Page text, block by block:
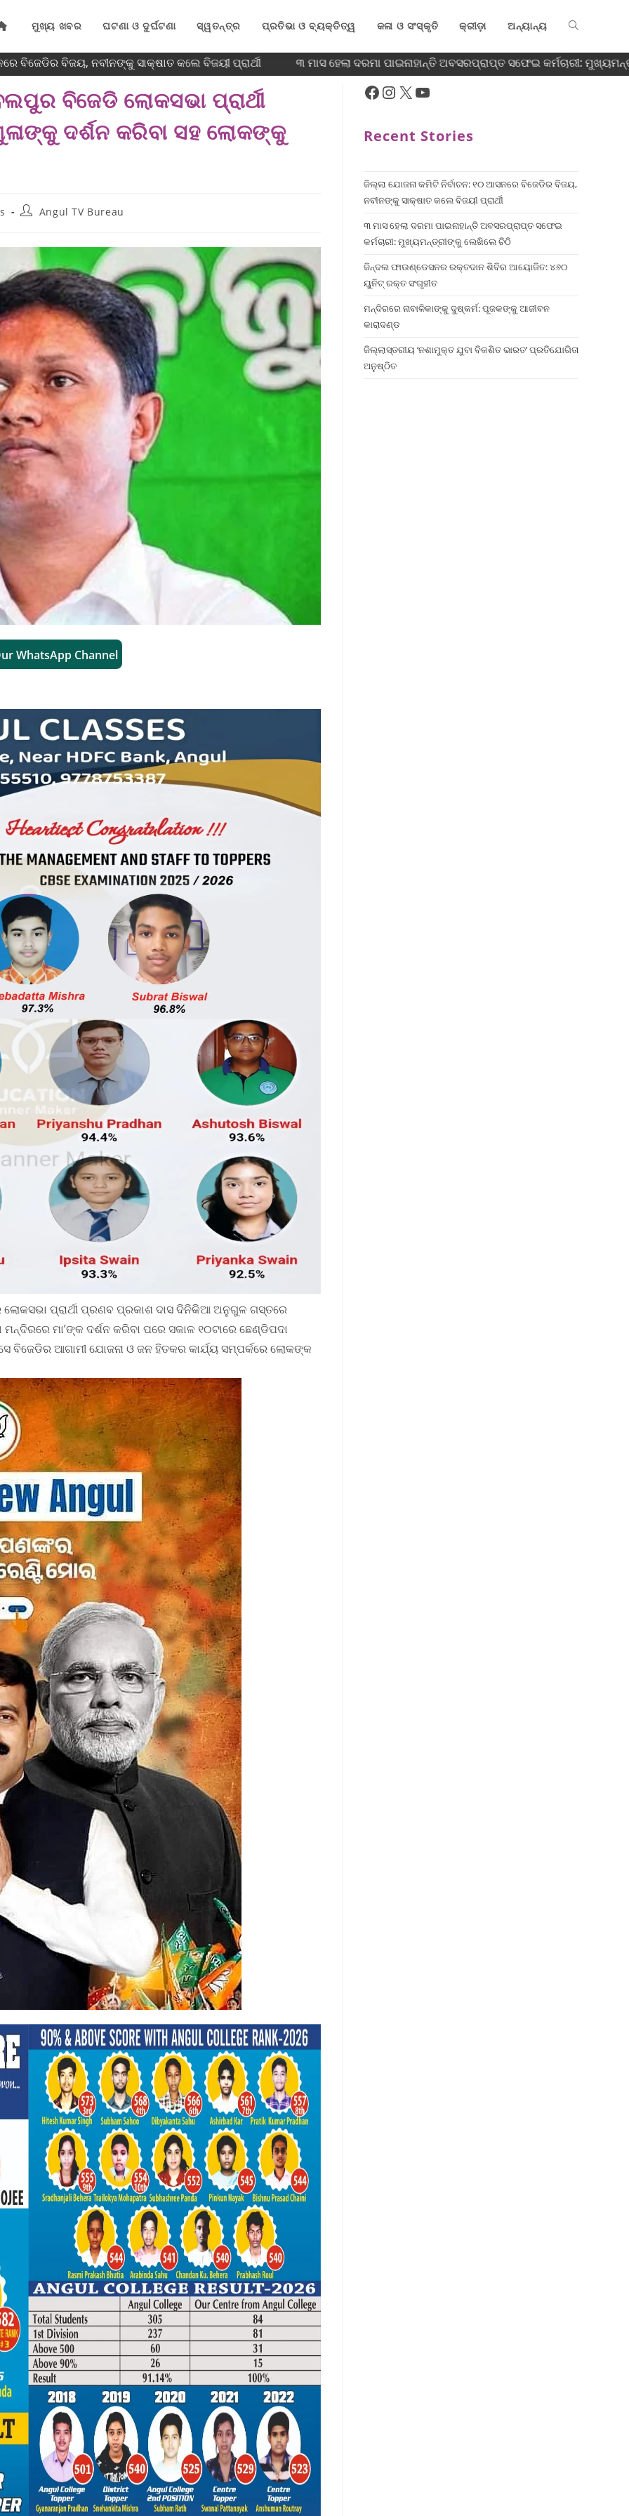
ମୁଖ୍ୟ ଖବର ଘଟଣା ଓ ଦୁର୍ଘଟଣା ସ୍ୱତନ୍ତ୍ର ପ୍ରତିଭା ଓ ବ୍ୟକ୍ତିତ୍ୱ କଳା ଓ ସଂସ୍କୃତି କ୍ରୀଡ଼ା ଅନ୍ୟାନ୍ୟ
ବିଜୟ, ନବୀନଙ୍କୁ ସାକ୍ଷାତ କଲେ ବିଜୟୀ ପ୍ରାର୍ଥୀ ୩ ମାସ ହେଲା ଦରମା ପାଇନାହାନ୍ତି ଅବସରପ୍ରାପ୍ତ ସଫେଇ କର୍ମଚାରୀ:
ବିଜେଡି ଲୋକସଭା ପ୍ରାର୍ଥୀ
ଦର୍ଶନ କରିବା ସହ ଲୋକଙ୍କୁ
Angul TV Bureau
WhatsApp Channel
ପ୍ରାର୍ଥୀ ପ୍ରଣବ ପ୍ରକାଶ ଦାସ ଦିନିକିଆ ଅନୁଗୁଳ ଗସ୍ତରେ
ମା’ଙ୍କ ଦର୍ଶନ କରିବା ପରେ ସକାଳ ୧୦ଟାରେ ଛେଣ୍ଡିପଦା
ବିଜେଡିର ଆଗାମୀ ଯୋଜନା ଓ ଜନ ହିତକର କାର୍ଯ୍ୟ ସମ୍ପର୍କରେ ଲୋକଙ୍କ
Recent Stories
ଜିଲ୍ଲା ଯୋଜନା କମିଟି ନିର୍ବାଚନ: ୧୦ ଆସନରେ ବିଜେଡିର ବିଜୟ,
ନବୀନଙ୍କୁ ସାକ୍ଷାତ କଲେ ବିଜୟୀ ପ୍ରାର୍ଥୀ
୩ ମାସ ହେଲା ଦରମା ପାଇନାହାନ୍ତି ଅବସରପ୍ରାପ୍ତ ସଫେଇ
କର୍ମଚାରୀ: ମୁଖ୍ୟମନ୍ତ୍ରୀଙ୍କୁ ଲେଖିଲେ ଚିଠି
ଜିନ୍ଦଲ ଫାଉଣ୍ଡେସନର ରକ୍ତଦାନ ଶିବିର ଆୟୋଜିତ: ୪୬୦
ୟୁନିଟ୍ ରକ୍ତ ସଂଗୃହୀତ
ମନ୍ଦିରରେ ନାବାଳିକାଙ୍କୁ ଦୁଷ୍କର୍ମ: ପୂଜକଙ୍କୁ ଆଜୀବନ
କାରାଦଣ୍ଡ
ଜିଲ୍ଲାସ୍ତରୀୟ ‘ନଶାମୁକ୍ତ ଯୁବା ବିକଶିତ ଭାରତ’ ପ୍ରତିଯୋଗିତା
ଅନୁଷ୍ଠିତ